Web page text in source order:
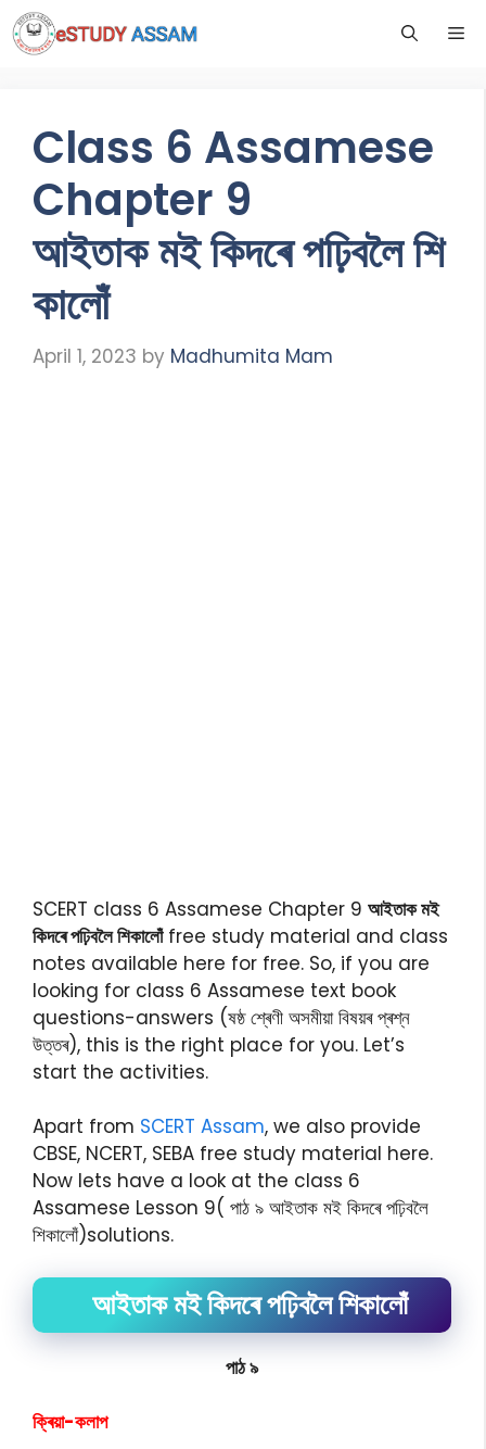
Class 6 Assamese
Chapter 9
আইতাক মই কিদৰে পঢ়িবলৈ শি
কালোঁ
April 1, 2023 by Madhumita Mam
SCERT class 6 Assamese Chapter 9 আইতাক মই
কিদৰে পঢ়িবলৈ শিকালোঁfree study material and class
notes available here for free. So, if you are
looking for class 6 Assamese text book
questions-answers (ষষ্ঠ শ্ৰেণী অসমীয়া বিষয়ৰ প্ৰশ্ন
উত্তৰ), this is the right place for you. Let’s
start the activities.
Apart from SCERT Assam, we also provide
CBSE, NCERT, SEBA free study material here.
Now lets have a look at the class 6
Assamese Lesson 9( পাঠ ৯ আইতাক মই কিদৰে পঢ়িবলৈ
শিকালোঁ)solutions.
আইতাক মই কিদৰে পঢ়িবলৈ শিকালোঁ
পাঠ ৯
ক্ৰিয়া-কলাপ